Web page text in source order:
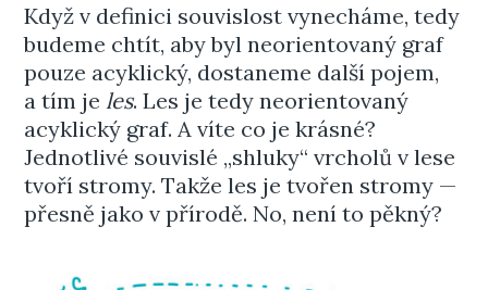
Když v definici souvislost vynecháme, tedy
budeme chtít, aby byl neorientovaný graf
pouze acyklický, dostaneme další pojem,
a tím je les. Les je tedy neorientovaný
acyklický graf. A víte co je krásné?
Jednotlivé souvislé „shluky“ vrcholů v lese
tvoří stromy. Takže les je tvořen stromy —
přesně jako v přírodě. No, není to pěkný?